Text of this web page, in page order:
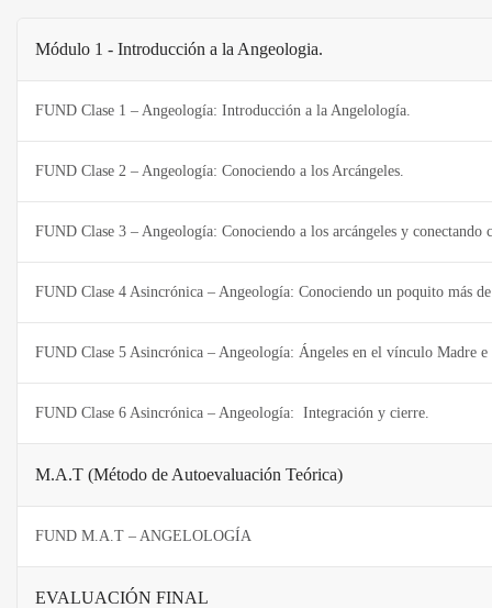
Módulo 1 - Introducción a la Angeologia.
FUND Clase 1 – Angeología: Introducción a la Angelología.
FUND Clase 2 – Angeología: Conociendo a los Arcángeles.
FUND Clase 5 Asincrónica – Angeología: Ángeles en el vínculo Madre
FUND Clase 6 Asincrónica – Angeología: Integración y cierre.
M.A.T (Método de Autoevaluación Teórica)
FUND M.A.T – ANGELOLOGÍA
EVALUACIÓN FINAL